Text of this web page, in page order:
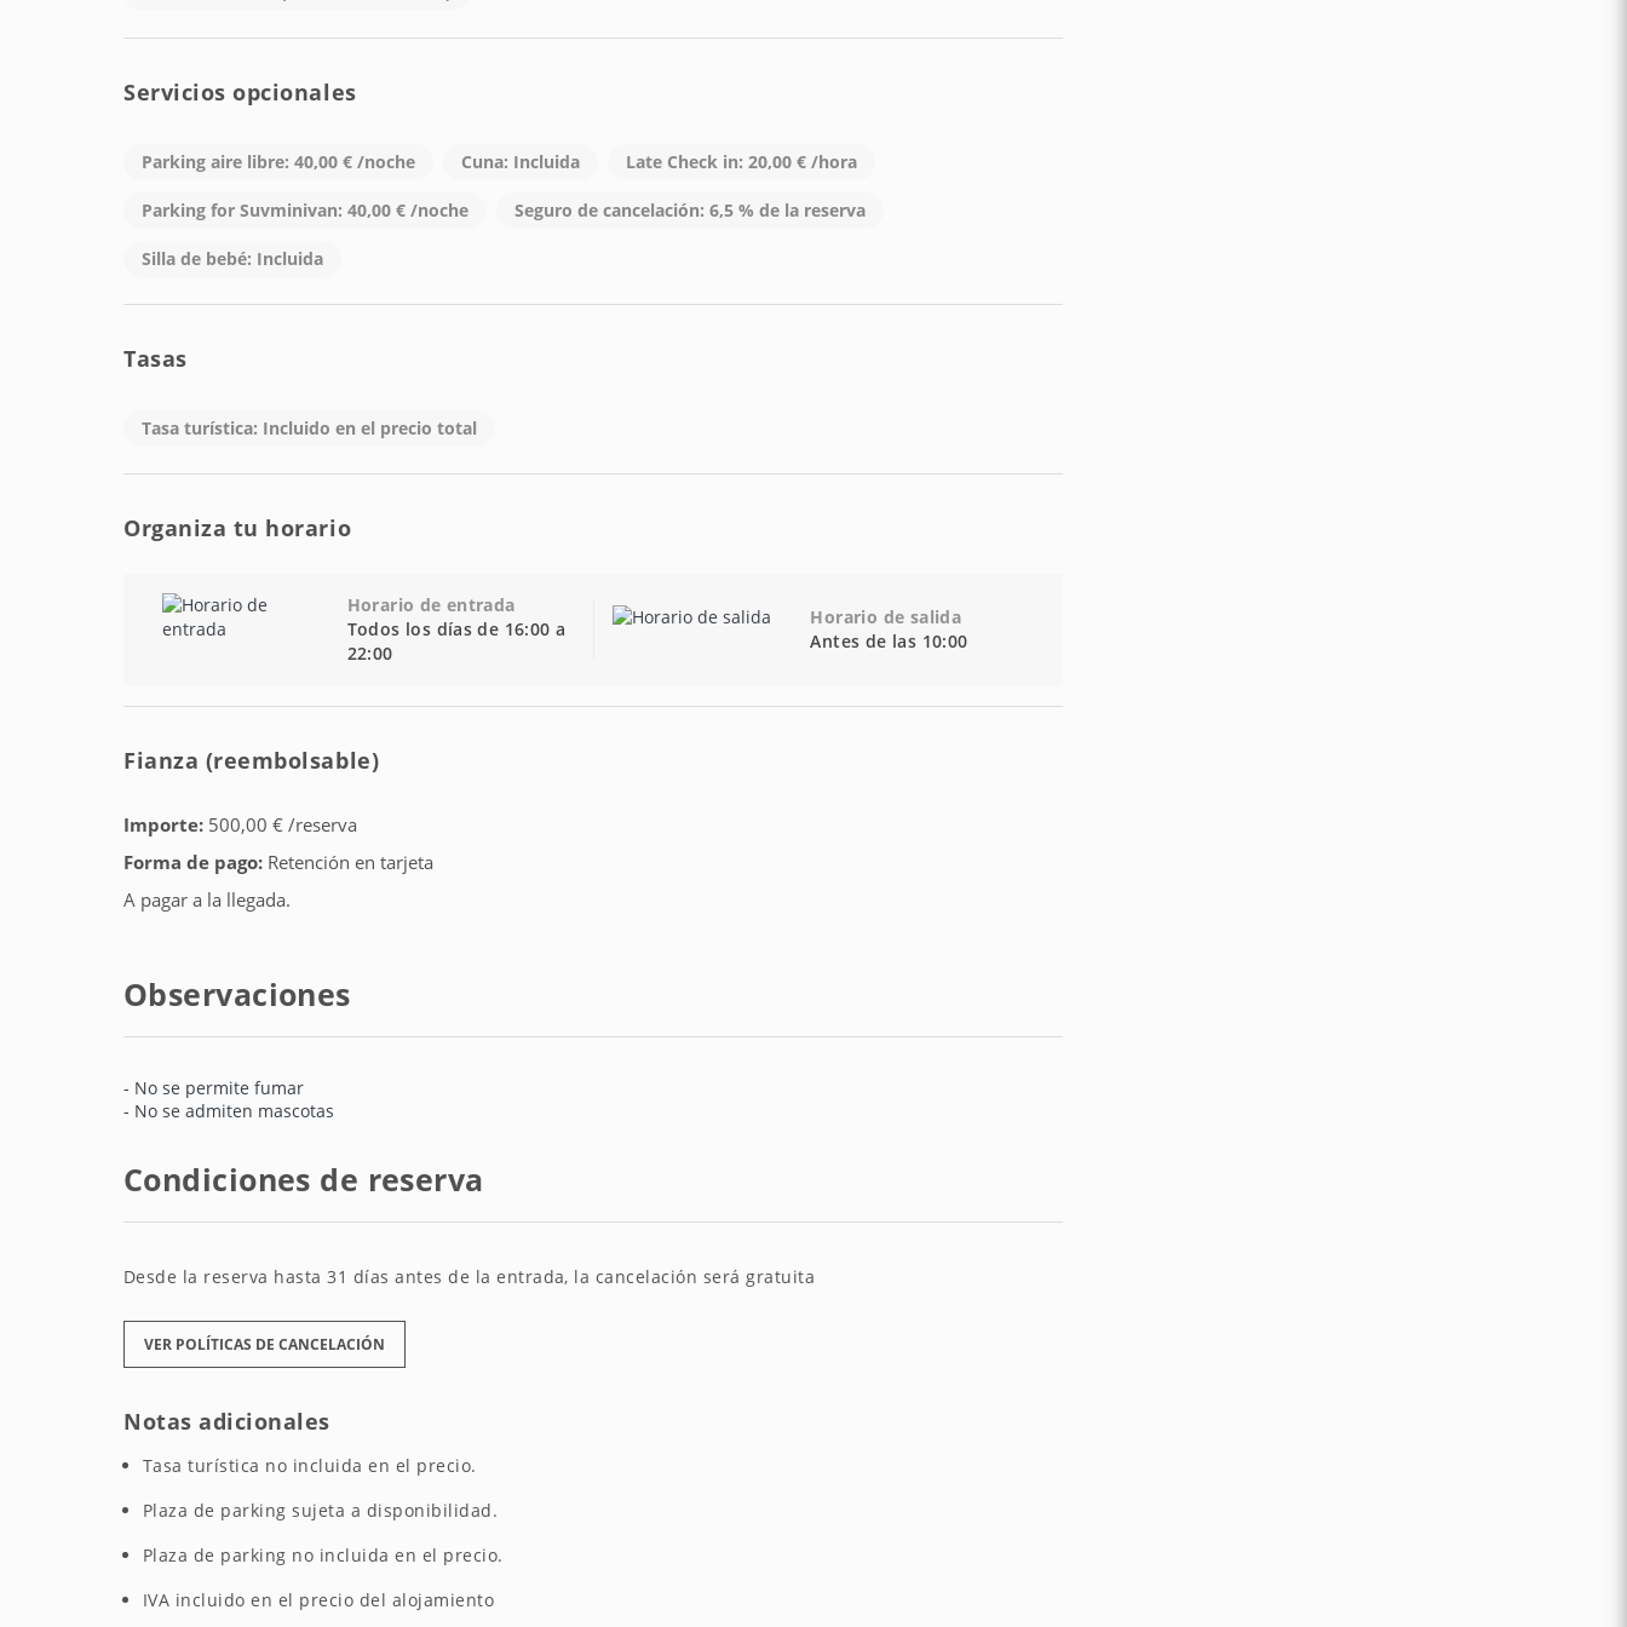
Servicios opcionales
Parking aire libre: 40,00 € /noche Cuna: Incluida Late Check in: 20,00 € /hora
Parking for Suvminivan: 40,00 € /noche Seguro de cancelación: 6,5 % de la reserva
Silla de bebé: Incluida
Tasas
Tasa turística: Incluido en el precio total
Organiza tu horario
Horario de entrada
Todos los días de 16:00 a
22:00
Horario de salida
Antes de las 10:00
Fianza (reembolsable)
Importe: 500,00 € /reserva
Forma de pago: Retención en tarjeta
A pagar a la llegada.
Observaciones
- No se permite fumar
- No se admiten mascotas
Condiciones de reserva
Desde la reserva hasta 31 días antes de la entrada, la cancelación será gratuita
VER POLÍTICAS DE CANCELACIÓN
Notas adicionales
Tasa turística no incluida en el precio.
Plaza de parking sujeta a disponibilidad.
Plaza de parking no incluida en el precio.
IVA incluido en el precio del alojamiento